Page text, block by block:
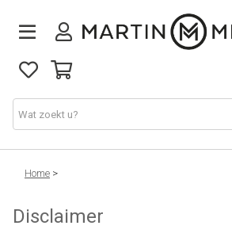
Nieuw binnen
Collectie
Home >
Disclaimer